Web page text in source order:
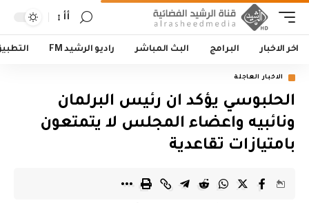
أأ
اخر الاخبار البرامج البث المباشر راديو الرشيد FM
الاخبار العاجلة
الحلبوسي يؤكد ان رئيس البرلمان
ونائبيه واعضاء المجلس لا يتمتعون
بامتيازات تقاعدية